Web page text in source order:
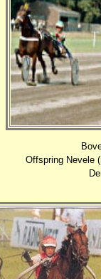
Offspring Nevele